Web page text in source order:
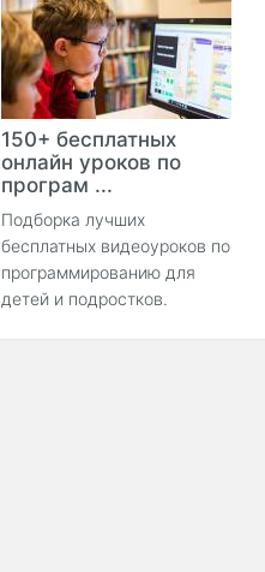
150+ бесплатных
онлайн уроков по
програм ...
Подборка лучших
бесплатных видеоуроков по
программированию для
детей и подростков.